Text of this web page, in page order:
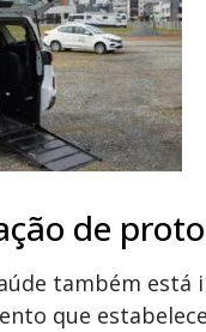
de
também
que